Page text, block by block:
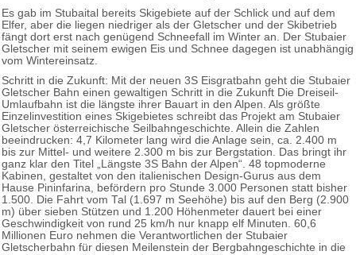
Es gab im Stubaital bereits Skigebiete auf der Schlick und auf dem
Elfer, aber die liegen niedriger als der Gletscher und der Skibetrieb
fängt dort erst nach genügend Schneefall im Winter an. Der Stubaier
Gletscher mit seinem ewigen Eis und Schnee dagegen ist unabhängig
vom Wintereinsatz.
Schritt in die Zukunft: Mit der neuen 3S Eisgratbahn geht die Stubaier
Gletscher Bahn einen gewaltigen Schritt in die Zukunft Die Dreiseil-
Umlaufbahn ist die längste ihrer Bauart in den Alpen. Als größte
Einzelinvestition eines Skigebietes schreibt das Projekt am Stubaier
Gletscher österreichische Seilbahngeschichte. Allein die Zahlen
beeindrucken: 4,7 Kilometer lang wird die Anlage sein, ca. 2.400 m
bis zur Mittel- und weitere 2.300 m bis zur Bergstation. Das bringt ihr
ganz klar den Titel „Längste 3S Bahn der Alpen“. 48 topmoderne
Kabinen, gestaltet von den italienischen Design-Gurus aus dem
Hause Pininfarina, befördern pro Stunde 3.000 Personen statt bisher
1.500. Die Fahrt vom Tal (1.697 m Seehöhe) bis auf den Berg (2.900
m) über sieben Stützen und 1.200 Höhenmeter dauert bei einer
Geschwindigkeit von rund 25 km/h nur knapp elf Minuten. 60,6
Millionen Euro nehmen die Verantwortlichen der Stubaier
Gletscherbahn für diesen Meilenstein der Bergbahngeschichte in die